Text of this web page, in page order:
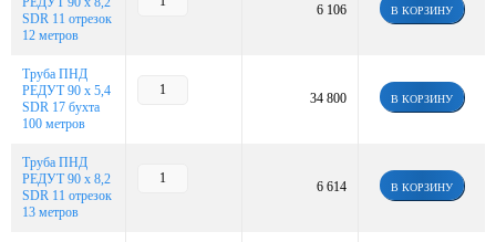
SDR 11 отрезок
12 метров
6 106 В КОРЗИНУ
Труба ПНД
РЕДУТ 90 х 5,4
SDR 17 бухта
100 метров
34 800 В КОРЗИНУ
Труба ПНД
РЕДУТ 90 х 8,2
SDR 11 отрезок
13 метров
6 614 В КОРЗИНУ